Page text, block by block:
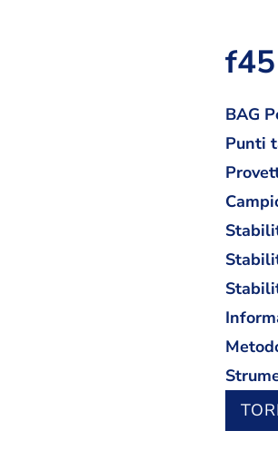
BAG
Punti